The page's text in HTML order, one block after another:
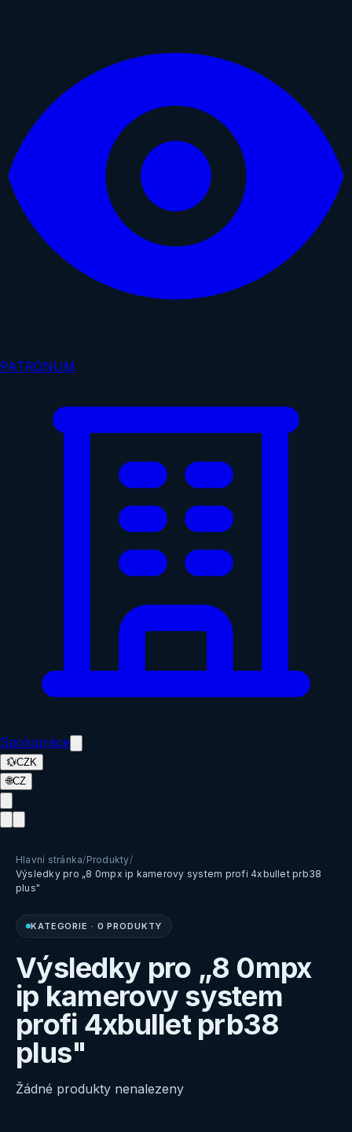
PATRONUM
Spolupráce
💱CZK
🌐CZ
Hlavní stránka/Produkty/
Výsledky pro „8 0mpx ip kamerovy system profi 4xbullet prb38
plus"
KATEGORIE · 0 PRODUKTY
Výsledky pro „8 0mpx
ip kamerovy system
profi 4xbullet prb38
plus"
Žádné produkty nenalezeny